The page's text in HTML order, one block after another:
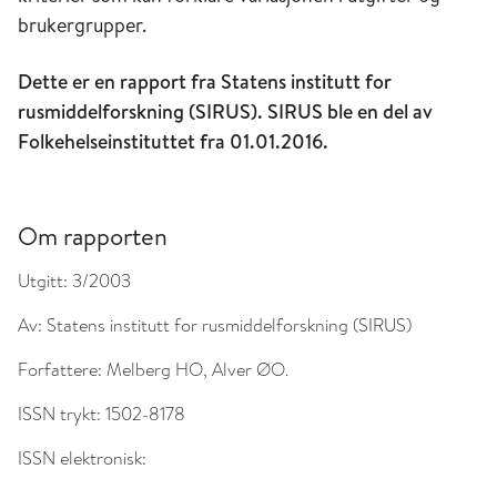
brukergrupper.
Dette er en rapport fra Statens institutt for
rusmiddelforskning (SIRUS). SIRUS ble en del av
Folkehelseinstituttet fra 01.01.2016.
Om rapporten
Utgitt: 3/2003
Av: Statens institutt for rusmiddelforskning (SIRUS)
Forfattere: Melberg HO, Alver ØO.
ISSN trykt: 1502-8178
ISSN elektronisk: